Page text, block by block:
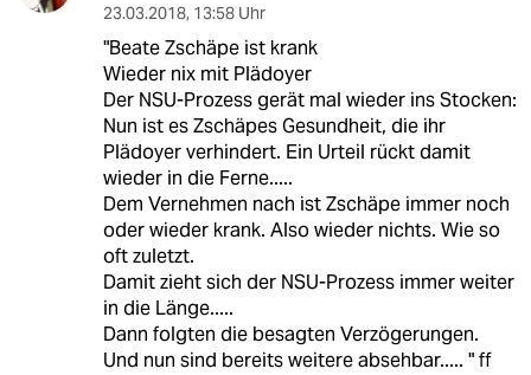
23.03.2018, 13:58 Uhr
"Beate Zschäpe ist krank
Wieder nix mit Plädoyer
Der NSU-Prozess gerät mal wieder ins Stocken:
Nun ist es Zschäpes Gesundheit, die ihr
Plädoyer verhindert. Ein Urteil rückt damit
wieder in die Ferne.....
Dem Vernehmen nach ist Zschäpe immer noch
oder wieder krank. Also wieder nichts. Wie so
oft zuletzt.
Damit zieht sich der NSU-Prozess immer weiter
in die Länge.....
Dann folgten die besagten Verzögerungen.
Und nun sind bereits weitere absehbar..... " ff